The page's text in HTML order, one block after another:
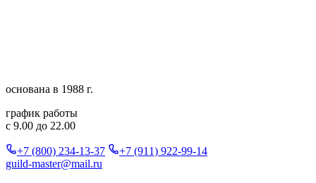
основана в 1988 г.
график работы
с 9.00 до 22.00
+7 (800) 234-13-37
+7 (911) 922-99-14
guild-master@mail.ru